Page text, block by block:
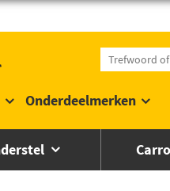
Onderdeelmerken